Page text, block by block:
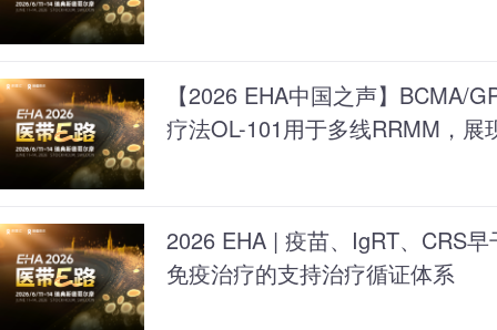
【2026 EHA中国之声】BCMA/
疗法OL-101用于多线RRMM，展
2026 EHA | 疫苗、IgRT、CRS
免疫治疗的支持治疗循证体系